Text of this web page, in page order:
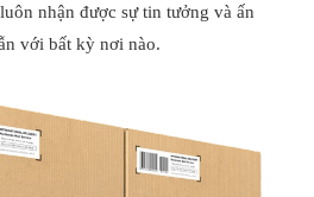
nhận được sự tin tưởng và ấn
với bất kỳ nơi nào.